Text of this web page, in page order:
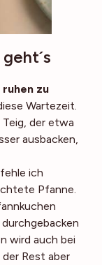
zu
Wartezeit.
der etwa
ausbacken,
ich
Pfanne.
wird auch bei
Rest aber